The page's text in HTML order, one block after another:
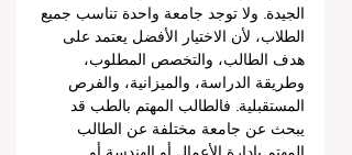
الجيدة. ولا توجد جامعة واحدة تناسب جميع
الطلاب، لأن الاختيار الأفضل يعتمد على
هدف الطالب، والتخصص المطلوب،
وطريقة الدراسة، والميزانية، والفرص
المستقبلية. فالطالب المهتم بالطب قد
يبحث عن جامعة مختلفة عن الطالب